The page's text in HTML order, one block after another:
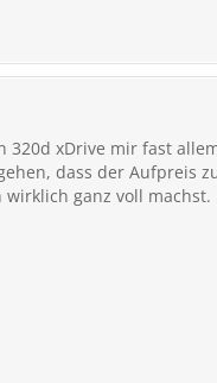
320d xDrive mir fast
dass der Aufpreis
ganz voll machst.